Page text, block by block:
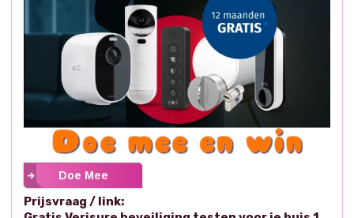
Doe Mee
Prijsvraag / link: